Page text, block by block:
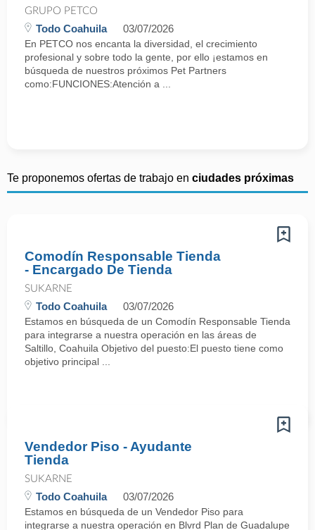
GRUPO PETCO
Todo Coahuila 03/07/2026
En PETCO nos encanta la diversidad, el crecimiento
profesional y sobre todo la gente, por ello ¡estamos en
búsqueda de nuestros próximos Pet Partners
como:FUNCIONES:Atención a ...
Te proponemos ofertas de trabajo en ciudades próximas
Comodín Responsable Tienda
- Encargado De Tienda
SUKARNE
Todo Coahuila 03/07/2026
Estamos en búsqueda de un Comodín Responsable Tienda
para integrarse a nuestra operación en las áreas de
Saltillo, Coahuila Objetivo del puesto:El puesto tiene como
objetivo principal ...
Vendedor Piso - Ayudante
Tienda
SUKARNE
Todo Coahuila 03/07/2026
Estamos en búsqueda de un Vendedor Piso para
integrarse a nuestra operación en Blvrd Plan de Guadalupe